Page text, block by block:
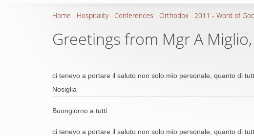
Home Hospitality Conferences Orthodox 2011 - Word of
Greetings from Mgr A
ci tenevo a portare il saluto non solo mio personale, quanto di
Nosiglia
Buongiorno a tutti
ci tenevo a portare il saluto non solo mio personale, quanto di